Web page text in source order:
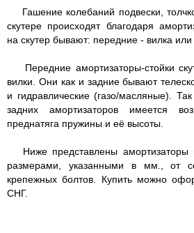
Гашение колебаний подвески,
скутере происходят благодаря
на скутер бывают: передние - вилка или
Передние амортизаторы-стойки
вилки. Они как и задние бывают
и гидравлические (газо/масляные).
задних амортизаторов имеется
преднатяга пружины и её высоты.
Ниже представлены амортизаторы
размерами, указанными в мм., от
крепежных болтов. Купить можно
СНГ.